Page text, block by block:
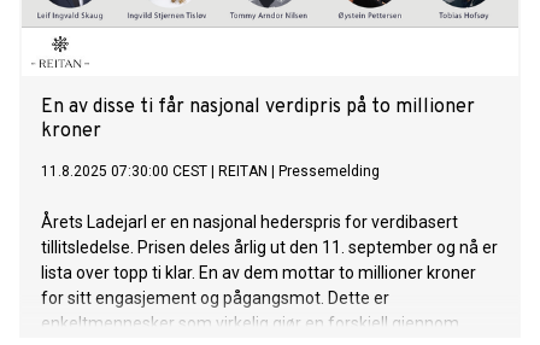
En av disse ti får nasjonal verdipris på to millioner
kroner
11.8.2025 07:30:00 CEST REITAN Pressemelding
Årets Ladejarl er en nasjonal hederspris for verdibasert
tillitsledelse. Prisen deles årlig ut den 11. september og nå er
lista over topp ti klar. En av dem mottar to millioner kroner
for sitt engasjement og pågangsmot. Dette er
enkeltmennesker som virkelig gjør en forskjell gjennom